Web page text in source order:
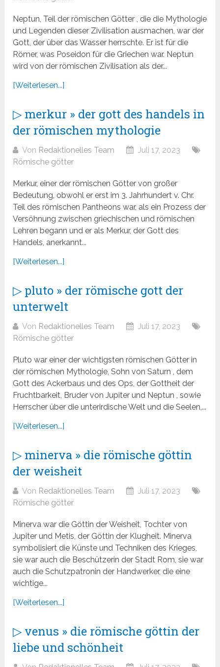
Neptun, Teil der römischen Götter , die die Mythologie
und Legenden dieser Zivilisation ausmachen, war der
Gott, der über das Wasser herrschte. Er ist für die
Römer, was Poseidon für die Griechen war. Neptun
wird von der römischen Zivilisation als der...
[Weiterlesen...]
▷ merkur » der gott des handels in
der römischen mythologie
Von Redaktionelles Team
Juli 17, 2023
Römische götter
Merkur, einer der römischen Götter von großer
Bedeutung, obwohl er erst im 3. Jahrhundert v. Chr.
Teil des römischen Pantheons war, als ein Prozess der
Versöhnung zwischen griechischen und römischen
Lehren begann und er als Merkur, der Gott des
Handels, anerkannt...
[Weiterlesen...]
▷ pluto » der römische gott der
unterwelt
Von Redaktionelles Team
Juli 17, 2023
Römische götter
Pluto war einer der wichtigsten römischen Götter in
der römischen Mythologie, Sohn von Saturn , dem
Gott des Ackerbaus und des Ops, der Gottheit der
Fruchtbarkeit, Bruder von Jupiter und Neptun , sowie
Herrscher über die unterirdische Welt und die Seelen,...
[Weiterlesen...]
▷ minerva » die römische göttin
der weisheit
Von Redaktionelles Team
Juli 17, 2023
Römische götter
Minerva war die Göttin der Weisheit, Tochter von
Jupiter und Metis, der Göttin der Klugheit. Minerva
symbolisiert die Künste und Techniken des Krieges,
sie war auch die Beschützerin der Stadt Rom, sie war
auch die Schutzpatronin der Handwerker, die eine
wichtige...
[Weiterlesen...]
▷ venus » die römische göttin der
liebe und schönheit